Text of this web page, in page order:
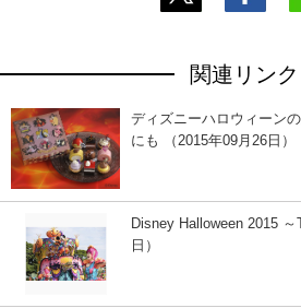
関連リンク
ディズニーハロウィーン
にも （2015年09月26日）
Disney Halloween 2015
日）